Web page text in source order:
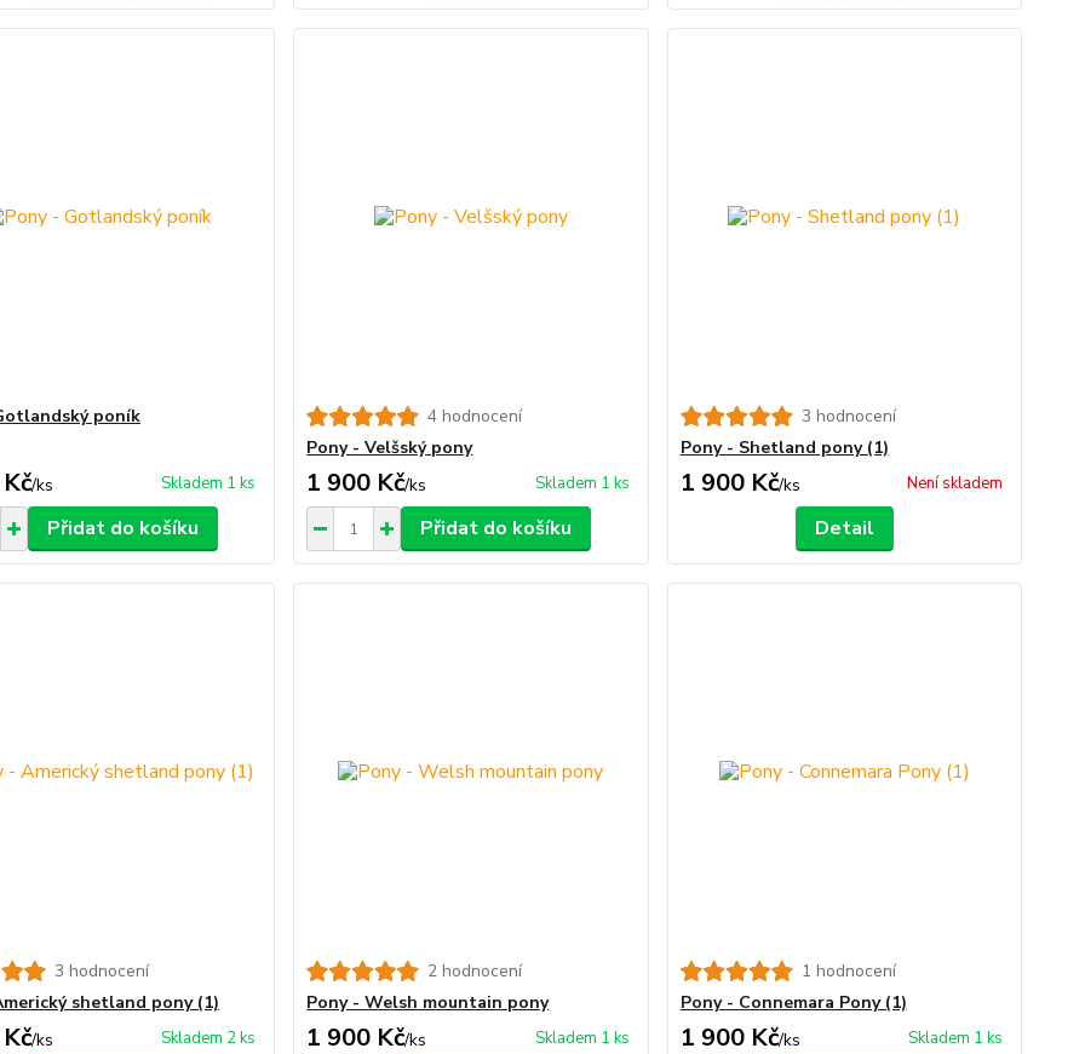
poník
/ks Skladem 1 ks
Přidat do košíku
4 hodnocení
Pony - Velšský pony
1 900 Kč/ks Skladem 1 ks
Přidat do košíku
3 hodnocení
Pony - Shetland pony (1)
1 900 Kč/ks Není skladem
Detail
3 hodnocení
shetland pony (1)
/ks Skladem 2 ks
2 hodnocení
Pony - Welsh mountain pony
1 900 Kč/ks Skladem 1 ks
1 hodnocení
Pony - Connemara Pony (1)
1 900 Kč/ks Skladem 1 ks